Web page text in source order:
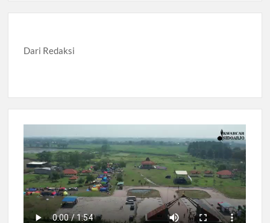
Dari Redaksi